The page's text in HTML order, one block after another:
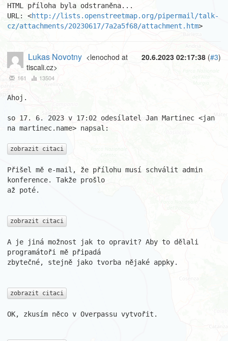
HTML příloha byla odstraněna...
URL: <http://lists.openstreetmap.org/pipermail/talk-
cz/attachments/20230617/7a2a5f68/attachment.htm>
20.6.2023 02:17:38 (#3)
Lukas Novotny <lenochod at
tiscali.cz>
161 13504
Ahoj.
so 17. 6. 2023 v 17:02 odesílatel Jan Martinec <jan
na martinec.name> napsal:
zobrazit citaci
Přišel mě e-mail, že přílohu musí schválit admin
konference. Takže prošlo
až poté.
zobrazit citaci
A je jiná možnost jak to opravit? Aby to dělali
programátoři mě připadá
zbytečné, stejně jako tvorba nějaké appky.
zobrazit citaci
OK, zkusím něco v Overpassu vytvořit.